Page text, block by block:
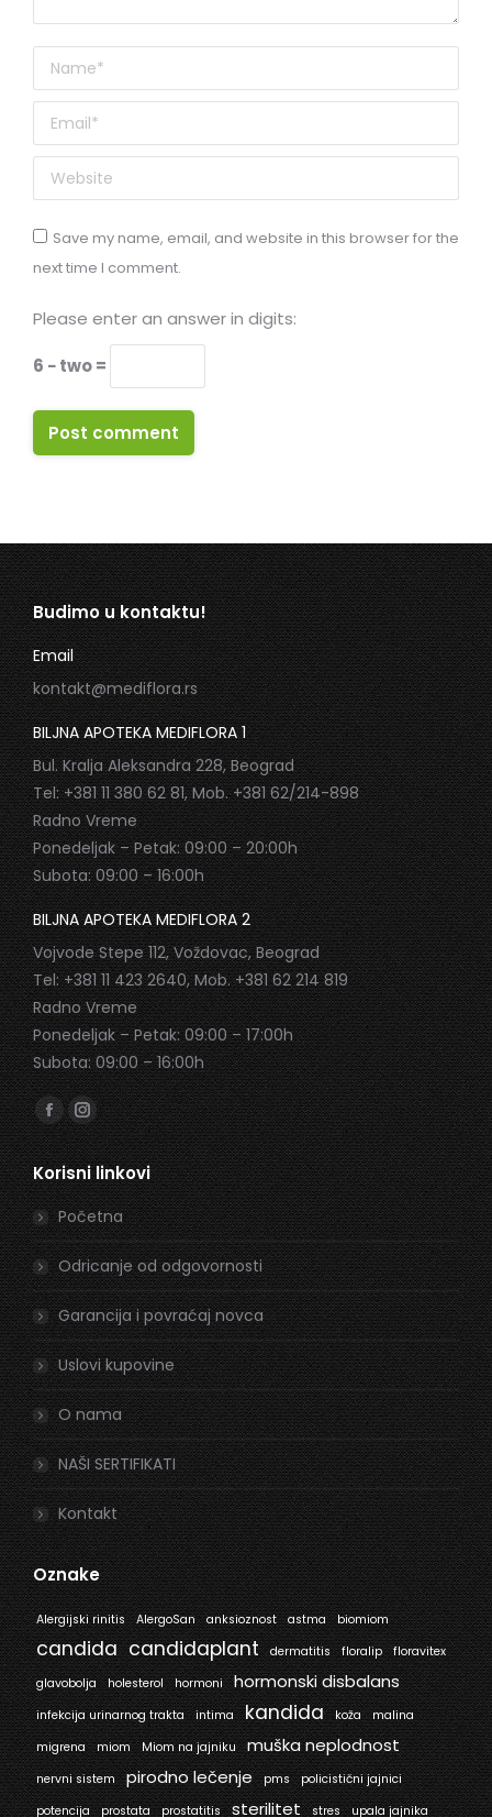
Name *
Email *
Website
Save my name, email, and website in this browser for the
next time I comment.
Please enter an answer in digits:
6 − two =
Post comment
Budimo u kontaktu!
Email
kontakt@mediflora.rs
BILJNA APOTEKA MEDIFLORA 1
Bul. Kralja Aleksandra 228, Beograd
Tel: +381 11 380 62 81, Mob. +381 62/214-898
Radno Vreme
Ponedeljak – Petak: 09:00 – 20:00h
Subota: 09:00 – 16:00h
BILJNA APOTEKA MEDIFLORA 2
Vojvode Stepe 112, Voždovac, Beograd
Tel: +381 11 423 2640, Mob. +381 62 214 819
Radno Vreme
Ponedeljak – Petak: 09:00 – 17:00h
Subota: 09:00 – 16:00h
Find us on:
Facebook
page
opens
in
new
window
Instagram
page
opens
in
new
window
Korisni linkovi
Početna
Odricanje od odgovornosti
Garancija i povraćaj novca
Uslovi kupovine
O nama
NAŠI SERTIFIKATI
Kontakt
Oznake
Alergijski rinitis AlergoSan anksioznost astma biomiom
candida candidaplant dermatitis floralip
floravitex
glavobolja
holesterol hormoni hormonski disbalans
infekcija urinarnog trakta intima kandida koža
malina
migrena
miom Miom na jajniku muška neplodnost
nervni sistem pirodno lečenje pms
policistični jajnici
potencija
prostata prostatitis sterilitet stres upala jajnika